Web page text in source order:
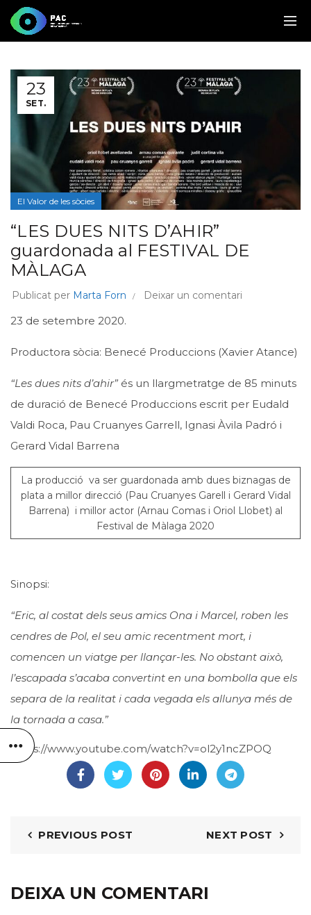
23
SET.
El Valor de les sòcies
“LES DUES NITS D’AHIR”
guardonada al FESTIVAL DE
MÀLAGA
Publicat per Marta Forn Deixar un comentari
23 de setembre 2020.
Productora sòcia: Benecé Produccions (Xavier Atance)
“Les dues nits d’ahir” és un llargmetratge de 85 minuts
de duració de Benecé Produccions escrit per Eudald
Valdi Roca, Pau Cruanyes Garrell, Ignasi Àvila Padró i
Gerard Vidal Barrena
La producció va ser guardonada amb dues biznagas de
plata a millor direcció (Pau Cruanyes Garell i Gerard Vidal
Barrena) i millor actor (Arnau Comas i Oriol Llobet) al
Festival de Màlaga 2020
Sinopsi:
“Eric, al costat dels seus amics Ona i Marcel, roben les
cendres de Pol, el seu amic recentment mort, i
comencen un viatge per llançar-les. No obstant això,
l’escapada s’acaba convertint en una bombolla que els
separa de la realitat i cada vegada els allunya més de
la tornada a casa.”
https://www.youtube.com/watch?v=ol2y1ncZPOQ
PREVIOUS POST NEXT POST
DEIXA UN COMENTARI